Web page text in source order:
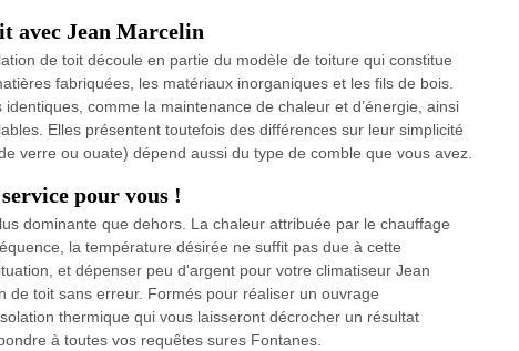
avec Jean Marcelin
de toit découle en partie du modèle de toiture qui constitue
fabriquées, les matériaux inorganiques et les fils de bois.
comme la maintenance de chaleur et d’énergie, ainsi
Elles présentent toutefois des différences sur leur simplicité
verre ou ouate) dépend aussi du type de comble que vous avez.
pour vous !
dominante que dehors. La chaleur attribuée par le chauffage
la température désirée ne suffit pas due à cette
et dépenser peu d'argent pour votre climatiseur Jean
de toit sans erreur. Formés pour réaliser un ouvrage
thermique qui vous laisseront décrocher un résultat
à toutes vos requêtes sures Fontanes.